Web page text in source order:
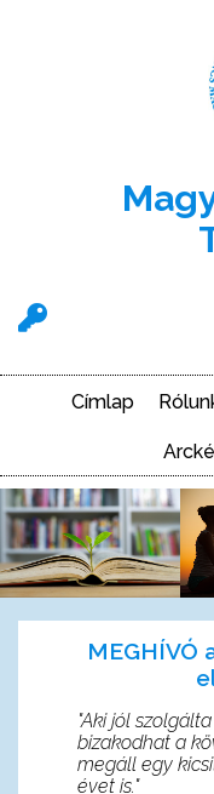
Felhasználói
Címlap
MEGHÍVÓ
"Aki jól
bizakodhat a
megáll egy
évet is."